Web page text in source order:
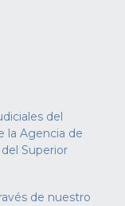
del
la Agencia de
Superior
de nuestro